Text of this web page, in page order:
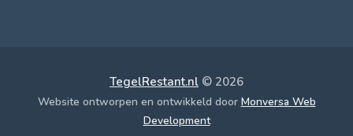
TegelRestant.nl © 2026
Website ontworpen en ontwikkeld door Monversa Web
Development